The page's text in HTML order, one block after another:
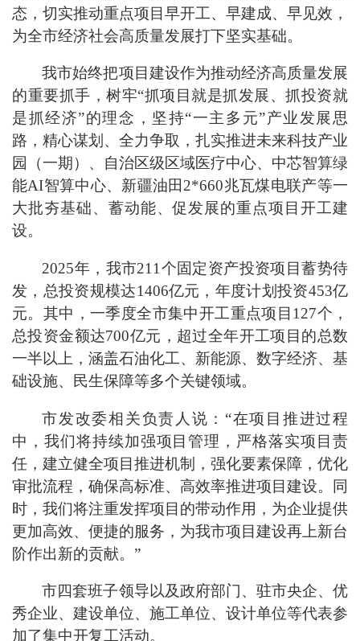
态，切实推动重点项目早开工、早建成、早见效，
为全市经济社会高质量发展打下坚实基础。
我市始终把项目建设作为推动经济高质量发展
的重要抓手，树牢“抓项目就是抓发展、抓投资就
是抓经济”的理念，坚持“一主多元”产业发展思
路，精心谋划、全力争取，扎实推进未来科技产业
园（一期）、自治区级区域医疗中心、中芯智算绿
能AI智算中心、新疆油田2*660兆瓦煤电联产等一
大批夯基础、蓄动能、促发展的重点项目开工建
设。
2025年，我市211个固定资产投资项目蓄势待
发，总投资规模达1406亿元，年度计划投资453亿
元。其中，一季度全市集中开工重点项目127个，
总投资金额达700亿元，超过全年开工项目的总数
一半以上，涵盖石油化工、新能源、数字经济、基
础设施、民生保障等多个关键领域。
市发改委相关负责人说：“在项目推进过程
中，我们将持续加强项目管理，严格落实项目责
任，建立健全项目推进机制，强化要素保障，优化
审批流程，确保高标准、高效率推进项目建设。同
时，我们将注重发挥项目的带动作用，为企业提供
更加高效、便捷的服务，为我市项目建设再上新台
阶作出新的贡献。”
市四套班子领导以及政府部门、驻市央企、优
秀企业、建设单位、施工单位、设计单位等代表参
加了集中开复工活动。